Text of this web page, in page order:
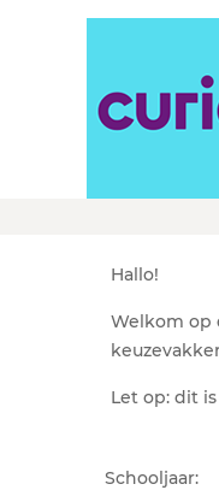
Hallo!
Welkom op
Let op: dit
Schooljaar: